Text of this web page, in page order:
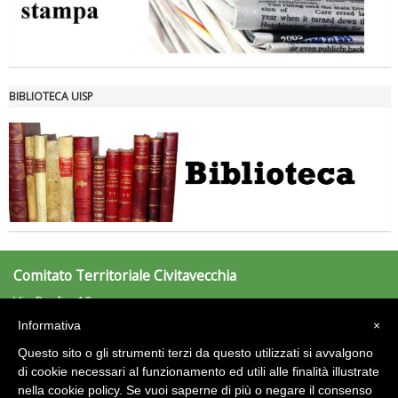
Tiziano Pesce a Radio InBlu2000 traccia il bilancio della stagione
BIBLIOTECA UISP
Comitato Territoriale Civitavecchia
Via Puglie, 12
00053 Civitavecchia (RM)
e-mail:civitavecchia@uisp.it
×
Informativa
Questo sito o gli strumenti terzi da questo utilizzati si avvalgono
di cookie necessari al funzionamento ed utili alle finalità illustrate
nella cookie policy. Se vuoi saperne di più o negare il consenso